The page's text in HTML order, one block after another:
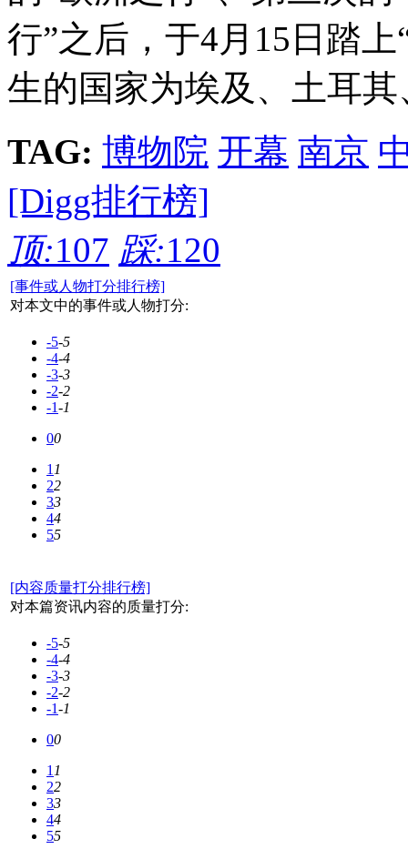
行”之后，于4月15日踏
生的国家为埃及、土耳
TAG: 博物院 开幕 南京
[Digg排行榜]
顶:107 踩:120
[事件或人物打分排行榜]
对本文中的事件或人物打分:
-5-5
-4-4
-3-3
-2-2
-1-1
00
11
22
33
44
55
[内容质量打分排行榜]
对本篇资讯内容的质量打分:
-5-5
-4-4
-3-3
-2-2
-1-1
00
11
22
33
44
55